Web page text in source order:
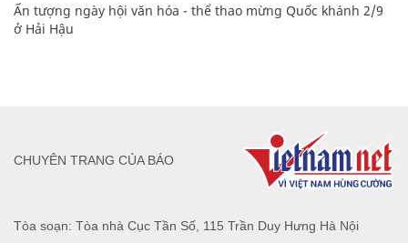
Ấn tượng ngày hội văn hóa - thể thao mừng Quốc khánh 2/9
ở Hải Hậu
Tòa soạn: Tòa nhà Cục Tần Số, 115 Trần Duy Hưng Hà Nội
CHUYÊN TRANG CỦA BÁO